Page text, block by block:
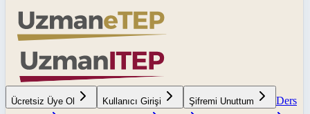
Ücretsiz Üye Ol Kullanıcı Girişi Şifremi Unuttum
Ders